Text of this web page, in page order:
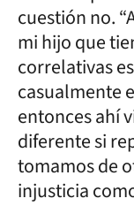
cuestión no.
mi hijo que
correlativas
casualmente
entonces ahí
diferente si
tomamos de
injusticia